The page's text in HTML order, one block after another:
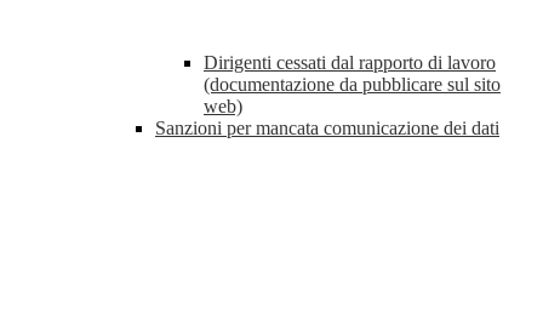
Dirigenti cessati dal rapporto di lavoro
(documentazione da pubblicare sul sito
web)
Sanzioni per mancata comunicazione dei dati